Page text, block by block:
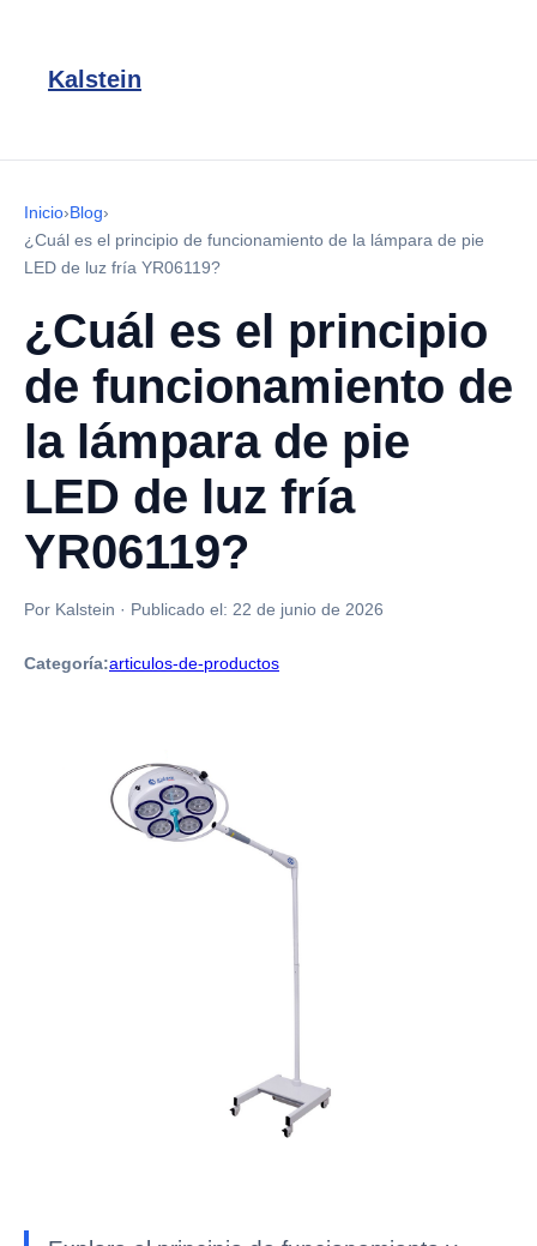
Kalstein
Inicio›Blog›
¿Cuál es el principio de funcionamiento de la lámpara de pie
LED de luz fría YR06119?
¿Cuál es el principio
de funcionamiento de
la lámpara de pie
LED de luz fría
YR06119?
Por Kalstein · Publicado el: 22 de junio de 2026
Categoría:articulos-de-productos